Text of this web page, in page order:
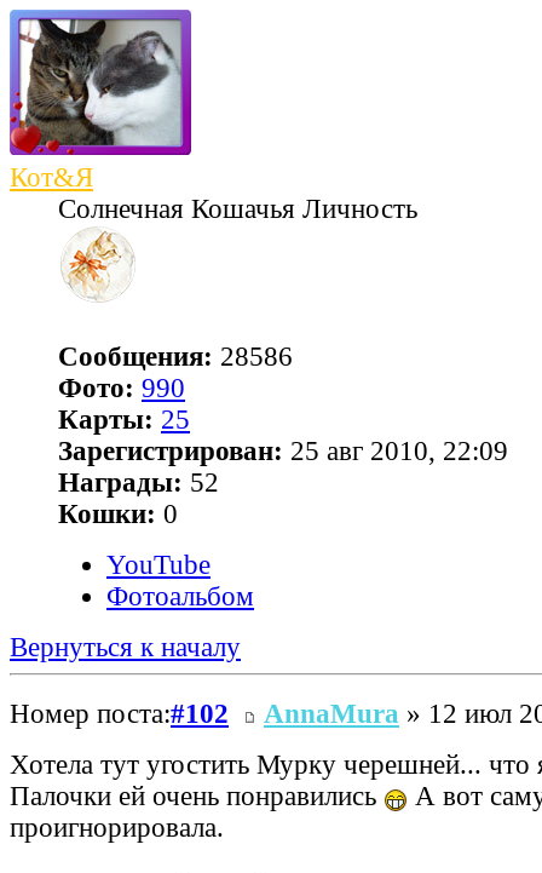
Кот&Я
Солнечная Кошачья Личность
Сообщения: 28586
Фото: 990
Карты: 25
Зарегистрирован: 25 авг 2010, 22:09
Награды: 52
Кошки: 0
YouTube
Фотоальбом
Вернуться к началу
Номер поста:#102 AnnaMura » 12 июл
Хотела тут угостить Мурку черешней... что
Палочки ей очень понравились
А вот
проигнорировала.